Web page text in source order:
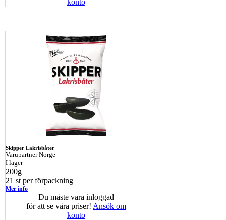
Skipper Lakrisbåter
Varupartner Norge
I lager
200g
21 st per förpackning
Mer info
Du måste vara inloggad
för att se våra priser! Ansök om
konto